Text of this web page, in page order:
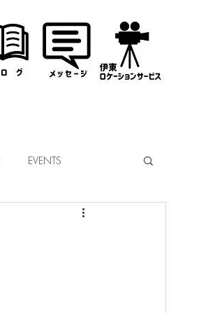
EVENTS